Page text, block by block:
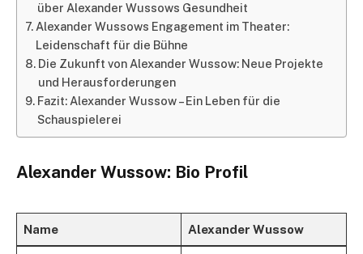
über Alexander Wussows Gesundheit
Alexander Wussows Engagement im Theater:
Leidenschaft für die Bühne
Die Zukunft von Alexander Wussow: Neue Projekte
und Herausforderungen
Fazit: Alexander Wussow – Ein Leben für die
Schauspielerei
Alexander Wussow: Bio Profil
Name Alexander Wussow